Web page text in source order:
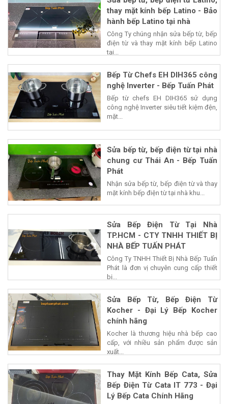
thay mặt kính bếp Latino - Bảo
hành bếp Latino tại nhà
Công Ty chúng nhận sửa bếp từ, bếp
điện từ và thay mặt kính bếp Latino
tại...
Bếp Từ Chefs EH DIH365 công
nghệ Inverter - Bếp Tuấn Phát
Bếp từ chefs EH DIH365 sử dụng
công nghệ Inverter siêu tiết kiệm đện,
mặt...
Sửa bếp từ, bếp điện từ tại nhà
chung cư Thái An - Bếp Tuấn
Phát
Nhận sửa bếp từ, bếp điện từ và thay
mặt kính bếp điện từ tại nhà khu...
Sửa Bếp Điện Từ Tại Nhà
TP.HCM - CTY TNHH THIẾT BỊ
NHÀ BẾP TUẤN PHÁT
Công Ty TNHH Thiết Bị Nhà Bếp Tuấn
Phát là đơn vị chuyên cung cấp thiết
bị...
Sửa Bếp Từ, Bếp Điện Từ
Kocher - Đại Lý Bếp Kocher
chính hãng
Kocher là thương hiệu nhà bếp cao
cấp, với nhiều sản phẩm được sản
xuất...
Thay Mặt Kính Bếp Cata, Sửa
Bếp Điện Từ Cata IT 773 - Đại
Lý Bếp Cata Chính Hãng